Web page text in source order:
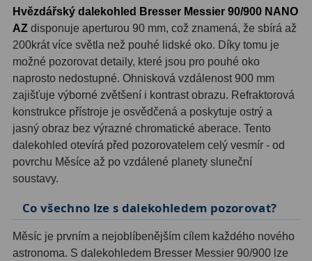
Red Dot hledáčky 6
Sluneční hledáčky 3
Úchyty a držáky hledáčků4
Příslušenství54
Redukce 1,25" a 2"17
Svítilny
Čištění28
Binohlavy3
Hvězdářský dalekohled Bresser Messier 90/900 NANO
AZ disponuje aperturou 90 mm, což znamená, že sbírá až
200krát více světla než pouhé lidské oko. Díky tomu je
možné pozorovat detaily, které jsou pro pouhé oko
naprosto nedostupné. Ohnisková vzdálenost 900 mm
zajišťuje výborné zvětšení i kontrast obrazu. Refraktorová
konstrukce přístroje je osvědčená a poskytuje ostrý a
jasný obraz bez výrazné chromatické aberace. Tento
dalekohled otevírá před pozorovatelem celý vesmír - od
povrchu Měsíce až po vzdálené planety sluneční
soustavy.
Co všechno lze s dalekohledem pozorovat?
Měsíc je prvním a nejoblíbenějším cílem každého nového
astronoma. S dalekohledem Bresser Messier 90/900 lze